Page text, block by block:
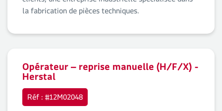
la fabrication de pièces techniques.
Opérateur – reprise manuelle (H/F/X) -
Herstal
Réf : #12M02048